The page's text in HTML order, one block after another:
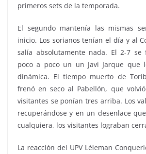
primeros sets de la temporada.
El segundo mantenía las mismas
inicio. Los sorianos tenían el día y al
salía absolutamente nada. El 2-7 se
poco a poco un un Javi Jarque que
dinámica. El tiempo muerto de
frenó en seco al Pabellón, que
visitantes se ponían tres arriba. Los
recuperándose y en un desenlace
cualquiera, los visitantes lograban
La reacción del UPV Léleman